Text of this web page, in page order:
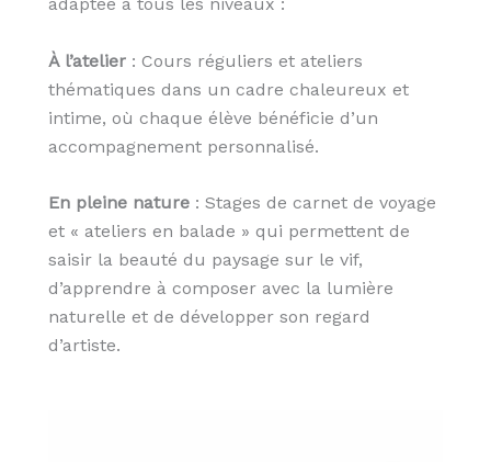
À l’atelier : Cours réguliers et ateliers
thématiques dans un cadre chaleureux et
intime, où chaque élève bénéficie d’un
accompagnement personnalisé.
En pleine nature : Stages de carnet de voyage
et « ateliers en balade » qui permettent de
saisir la beauté du paysage sur le vif,
d’apprendre à composer avec la lumière
naturelle et de développer son regard
d’artiste.